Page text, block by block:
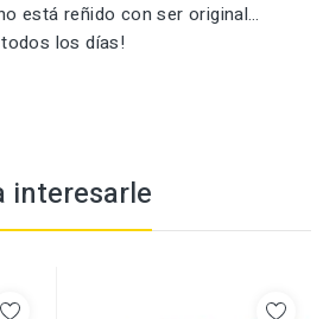
está reñido con ser original…
los días!
interesarle